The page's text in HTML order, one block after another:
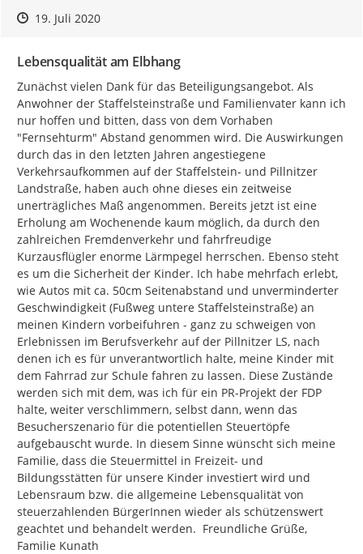
Zeitpunkt des Erstellens
Zeitpunkt des Erstellens
19. Juli 2020Zur Äußerung
Lebensqualität am Elbhang
Zunächst vielen Dank für das Beteiligungsangebot. Als
Anwohner der Staffelsteinstraße und Familienvater kann ich
nur hoffen und bitten, dass von dem Vorhaben
"Fernsehturm" Abstand genommen wird. Die Auswirkungen
durch das in den letzten Jahren angestiegene
Verkehrsaufkommen auf der Staffelstein- und Pillnitzer
Landstraße, haben auch ohne dieses ein zeitweise
unerträgliches Maß angenommen. Bereits jetzt ist eine
Erholung am Wochenende kaum möglich, da durch den
zahlreichen Fremdenverkehr und fahrfreudige
Kurzausflügler enorme Lärmpegel herrschen. Ebenso steht
es um die Sicherheit der Kinder. Ich habe mehrfach erlebt,
wie Autos mit ca. 50cm Seitenabstand und unverminderter
Geschwindigkeit (Fußweg untere Staffelsteinstraße) an
meinen Kindern vorbeifuhren - ganz zu schweigen von
Erlebnissen im Berufsverkehr auf der Pillnitzer LS, nach
denen ich es für unverantwortlich halte, meine Kinder mit
dem Fahrrad zur Schule fahren zu lassen. Diese Zustände
werden sich mit dem, was ich für ein PR-Projekt der FDP
halte, weiter verschlimmern, selbst dann, wenn das
Besucherszenario für die potentiellen Steuertöpfe
aufgebauscht wurde. In diesem Sinne wünscht sich meine
Familie, dass die Steuermittel in Freizeit- und
Bildungsstätten für unsere Kinder investiert wird und
Lebensraum bzw. die allgemeine Lebensqualität von
steuerzahlenden BürgerInnen wieder als schützenswert
geachtet und behandelt werden.  Freundliche Grüße,
Familie Kunath